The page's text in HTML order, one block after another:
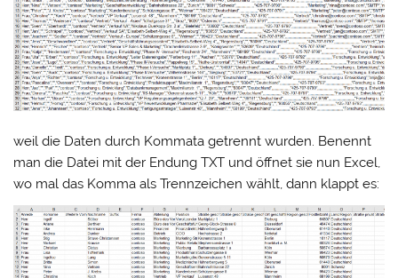
weil die Daten durch Kommata getrennt wurden. Benennt
man die Datei mit der Endung TXT und öffnet sie nun Excel,
wo mal das Komma als Trennzeichen wählt, dann klappt es: